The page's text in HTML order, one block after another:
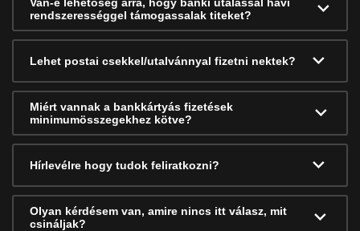
rendszerességgel támogassalak titeket?
Lehet postai csekkel/utalvánnyal fizetni nektek?
Miért vannak a bankkártyás fizetések
minimumösszegekhez kötve?
Hírlevélre hogy tudok feliratkozni?
Olyan kérdésem van, amire nincs itt válasz, mit
csináljak?